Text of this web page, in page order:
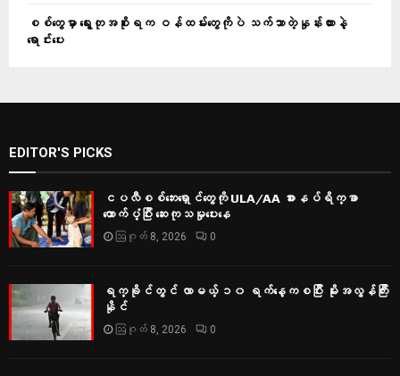
စစ်တွေမှာ ရွေးတုအစိုးရက ဝန်ထမ်းတွေကိုပဲ သက်သာတဲ့နှုန်းထားနဲ့
ရောင်းပေး
EDITOR'S PICKS
ငပလီစစ်ဘေးရှောင်တွေကို ULA/AA စားနပ်ရိက္ခာ
ထောက်ပံ့ပြီး ဆေးကုသမှုပေးနေ
ဩဂုတ် 8, 2026 0
ရက္ခိုင်တွင် လာမယ့် ၁၀ ရက်နေ့ကစပြီး မိုးအလွန်ကြီး
နိုင်
ဩဂုတ် 8, 2026 0